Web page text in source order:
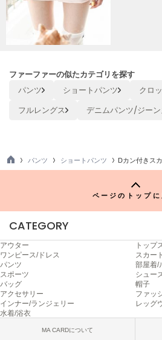
MIESROHE
miies miim
Mila Owen
MOIGE
ネズ
NIKE
ナイキ
NOWNS
ナウンス
ファーファーの似たカテゴリを探す
パンツ ショートパンツ
クロ
フルレングス
デニムパンツ/ジー
TO
パンツ ショートパンツ Dカン付きス
ページのトップに
CATEGORY
アウター
トップ
ワンピース/ドレス
スカート
パンツ
部屋着/
スポーツ
シュー
バッグ
帽子
アクセサリー
ファッ
インナー/ランジェリー
レッグ
水着/浴衣
MA CARDについて